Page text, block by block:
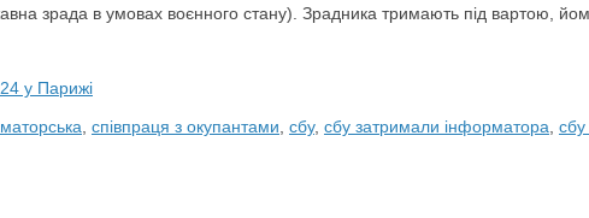
зрада в умовах воєнного стану). Зрадника тримають під вартою,
у Парижі
, співпраця з окупантами, сбу, сбу затримали інформатора,